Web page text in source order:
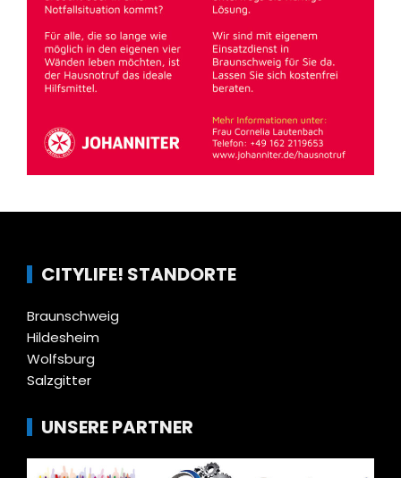
CITYLIFE! STANDORTE
Braunschweig
Hildesheim
Wolfsburg
Salzgitter
UNSERE PARTNER